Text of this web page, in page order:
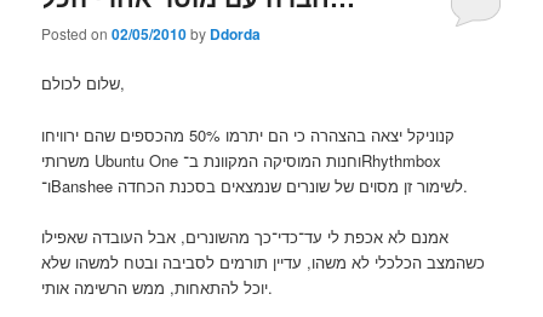
Posted on02/05/2010by Ddorda
שלום לכולם,
קנוניקל יצאה בהצהרה כי הם יתרמו 50% מהכספים שהם ירוויחו
משרותי Ubuntu One וחנות המוסיקה המקוונת ב־Rhythmbox
ו־Banshee לשימור זן מסוים של שונרים שנמצאים בסכנת הכחדה.
אמנם לא אכפת לי עד־כדי־כך מהשונרים, אבל העובדה שאפילו
כשהמצב הכלכלי לא משהו, עדיין תורמים לסביבה ובטח למשהו שלא
יוכל להתאחות, ממש הרשימה אותי.